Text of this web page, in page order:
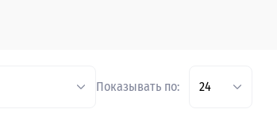
Показывать по: 24